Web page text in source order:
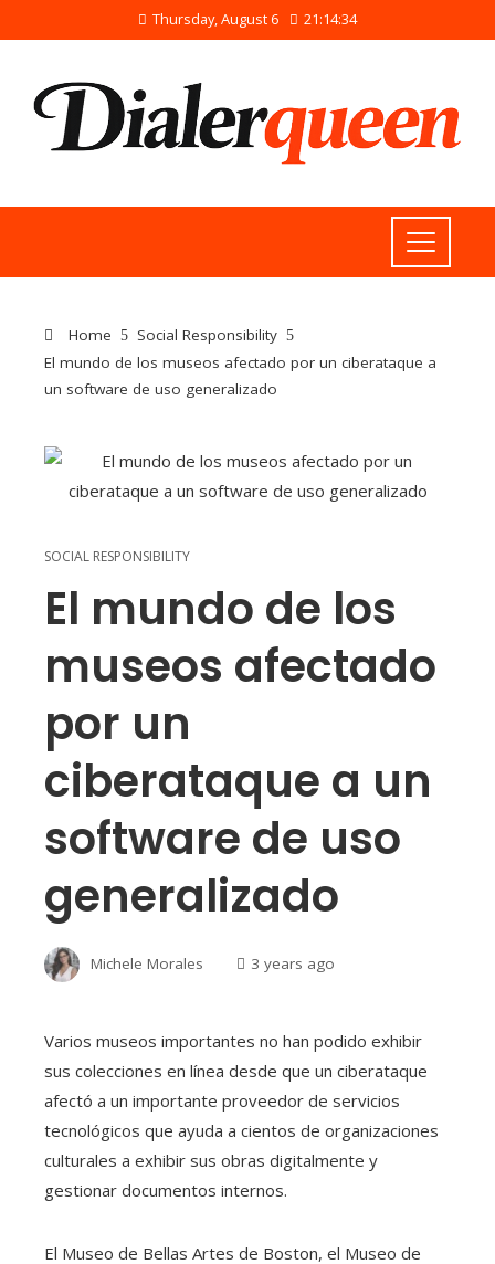
Thursday, August 6 21:14:34
Home
Social Responsibility
El mundo de los museos afectado por un ciberataque a
un software de uso generalizado
SOCIAL RESPONSIBILITY
El mundo de los
museos afectado
por un
ciberataque a un
software de uso
generalizado
Michele Morales 3 years ago
Varios museos importantes no han podido exhibir
sus colecciones en línea desde que un ciberataque
afectó a un importante proveedor de servicios
tecnológicos que ayuda a cientos de organizaciones
culturales a exhibir sus obras digitalmente y
gestionar documentos internos.
El Museo de Bellas Artes de Boston, el Museo de